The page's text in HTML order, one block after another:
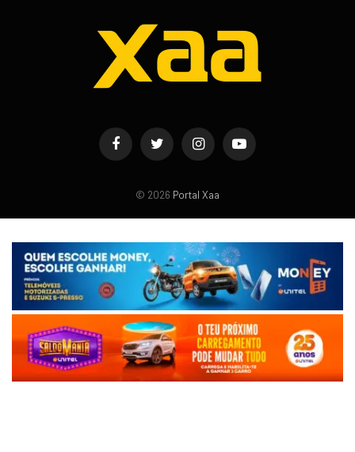
FacebookTwitter InstagramYouTube
© 2026 Portal Xaa